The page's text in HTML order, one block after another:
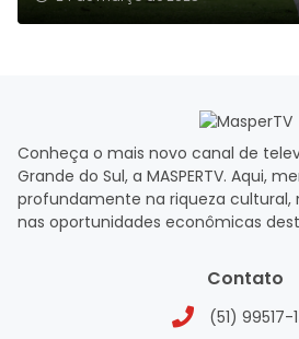
Conheça o mais novo canal de
Grande do Sul, a MASPERTV. Aqui,
profundamente na riqueza cultural,
nas oportunidades econômicas
Contato
(51) 99517-